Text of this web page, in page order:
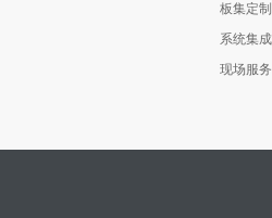
板集定制
系统集成
现场服务